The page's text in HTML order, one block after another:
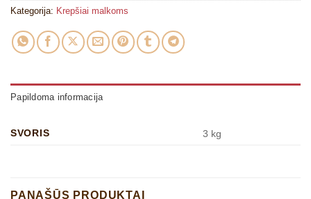
Kategorija: Krepšiai malkoms
Papildoma informacija
SVORIS 3 kg
PANAŠŪS PRODUKTAI